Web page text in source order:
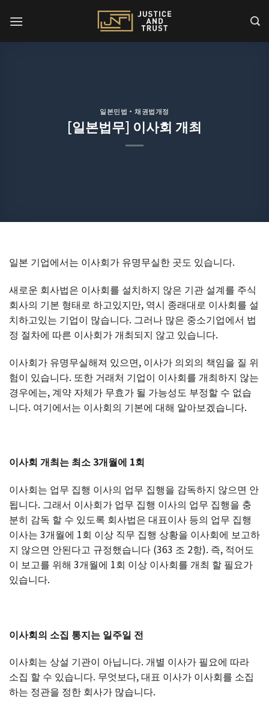
일본민법・채권법개정
[일본법무] 이사회 개최
일본 기업에서는 이사회가 유명무실한 곳도 있습니다.
새로운 회사법은 이사회를 설치하지 않은 기관 설계를 주식
회사의 기본 형태로 하고있지만, 역시 종래대로 이사회를 설
치하고있는 기업이 많습니다. 그러나 많은 중소기업에서 법
정 절차에 따른 이사회가 개최되지 않고 있습니다.
이사회가 유명무실해져 있으면, 이사가 의외의 책임을 질 위
험이 있습니다. 또한 거래처 기업이 이사회를 개최하지 않는
경우에는, 계약 자체가 무효가 될 가능성도 부정할 수 없습
니다. 여기에서는 이사회의 기본에 대해 알아보겠습니다.
이사회 개최는 최소 3개월에 1회
이사회는 업무 집행 이사의 업무 집행을 감독하지 않으면 안
됩니다. 그래서 이사회가 업무 집행 이사의 업무 집행을 충
분히 감독 할 수 있도록 회사법은 대표이사 등의 업무 집행
이사는 3개월에 1회 이상 직무 집행 상황을 이사회에 보고하
지 않으면 안된다고 규정했습니다 (363 조 2항). 즉, 적어도
이 보고를 위해 3개월에 1회 이상 이사회를 개최 할 필요가
있습니다.
이사회의 소집 통지는 일주일 전
이사회는 상설 기관이 아닙니다. 개별 이사가 필요에 따라
소집 할 수 있습니다. 무엇보다, 대표 이사가 이사회를 소집
하는 정관을 정한 회사가 많습니다.